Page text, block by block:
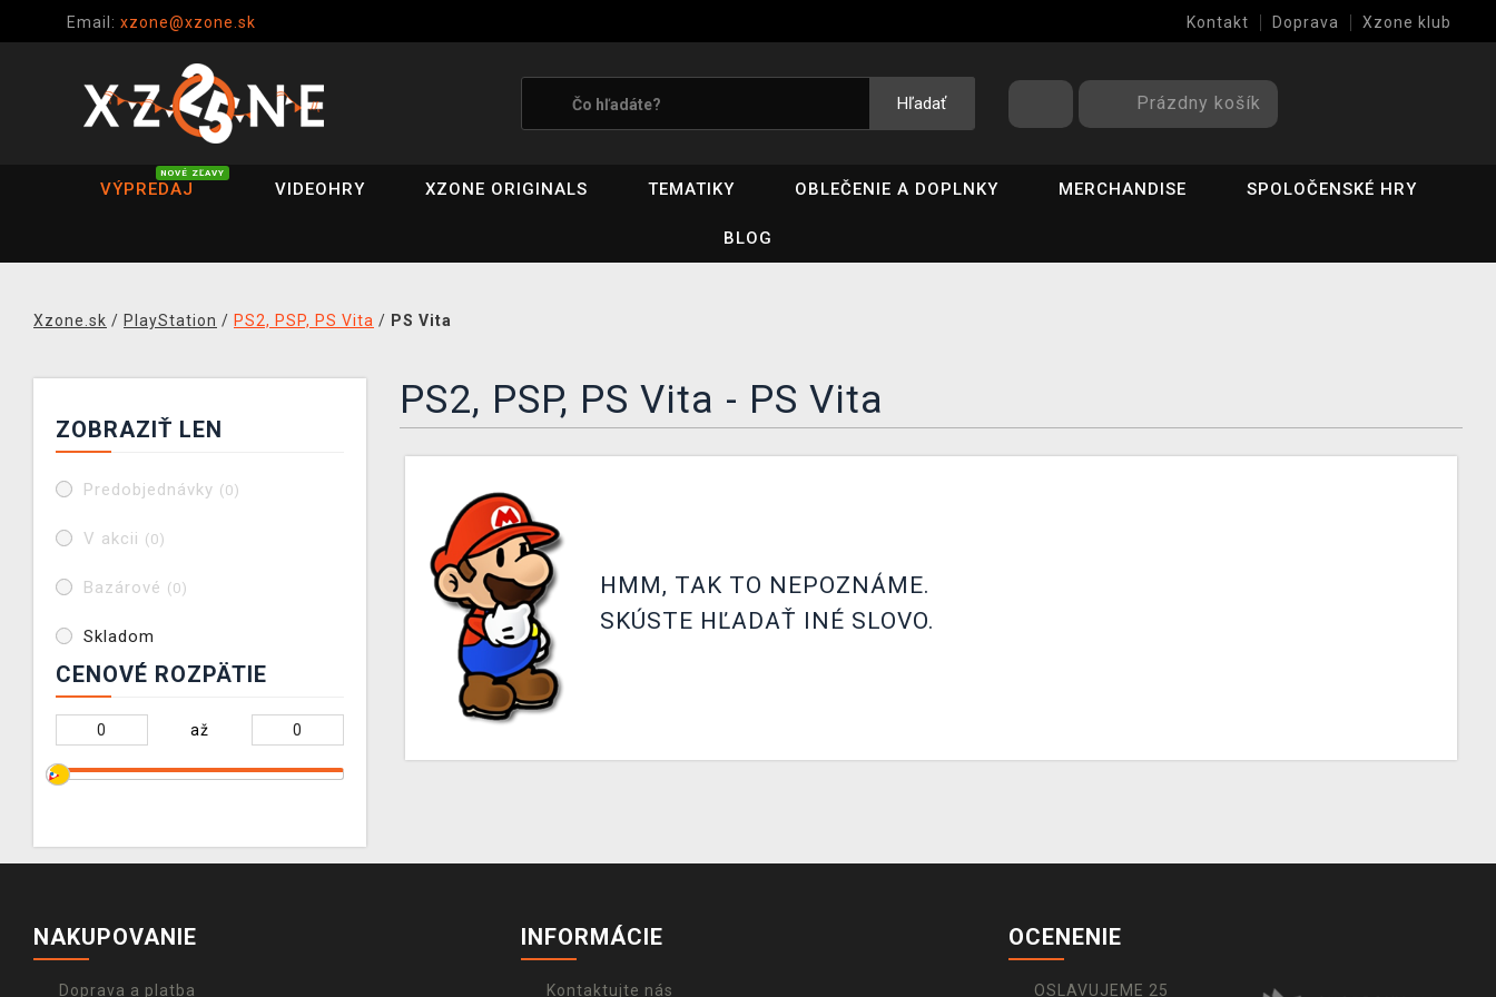
Email: xzone@xzone.sk Kontakt Doprava Xzone klub
Hľadať Prázdny košík
VÝPREDAJ
NOVÉ ZĽAVY
VIDEOHRY XZONE ORIGINALS TEMATIKY OBLEČENIE A DOPLNKY MERCHANDISE SPOLOČENSKÉ HRY
BLOG
Xzone.sk / PlayStation / PS2, PSP, PS Vita / PS Vita
ZOBRAZIŤ LEN
Predobjednávky (0)
V akcii (0)
Bazárové (0)
Skladom
CENOVÉ ROZPÄTIE
až
PS2, PSP, PS Vita - PS Vita
HMM, TAK TO NEPOZNÁME.
SKÚSTE HĽADAŤ INÉ SLOVO.
NAKUPOVANIE
Doprava a platba
INFORMÁCIE
Kontaktujte nás
OCENENIE
OSLAVUJEME 25